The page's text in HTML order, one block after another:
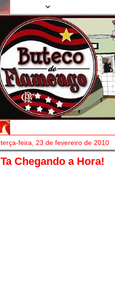
terça-feira, 23 de fevereiro de 2010
Ta Chegando a Hora!